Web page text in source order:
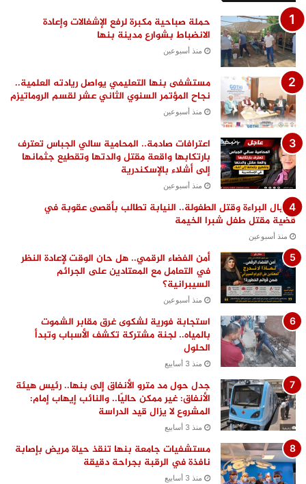
حملة صباحية مكبرة لرفع الإشغالات وإعادة
الانضباط بشوارع مدينة بنها
منذ أسبوعين
مستشفى بنها التعليمي يواصل ريادته العلمية..
نجاح المؤتمر السنوي الثاني عشر لقسم الروماتيزم
منذ أسبوعين
اعترافات صادمة.. المحامية سالي الجباس تعترف
بارتكابها واقعة مقتل والدتها وتقطيع جثمانها
إلى أشلاء بالإسكندرية
منذ أسبوعين
اغتيال البراءة وقتل الطفولة.. النيابة تطالب بأقصى عقوبة في
قضية مقتل طفل شبرا الخيمة
منذ أسبوعين
أمن الفضاء الرقمي.. هل حان الوقت لإعادة النظر
في التعامل مع المعتادين على الجرائم
السيبرانية؟
منذ أسبوعين
استجابة فورية لشكوى غرق مقابر الشموت
بالمياه.. لجنة مشتركة تكشف الأسباب وتبدأ
الحلول
منذ 3 أسابيع
جدل حول مد مترو الأنفاق إلى بنها.. رئيس هيئة
الأنفاق: غير ممكن حاليًا.. والنائب إيهاب إمام:
المشروع لا يزال قيد الدراسة
منذ 3 أسابيع
مستشفيات جامعة بنها تنقذ حياة مريض بإصابة
نافذة في الرقبة بجراحة دقيقة
منذ 3 أسابيع